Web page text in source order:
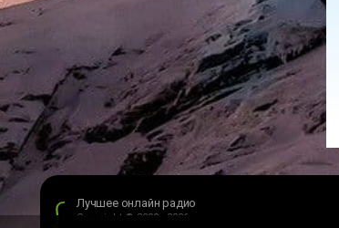
Лучшее онлайн радио
Copyright © 2009 - 2026